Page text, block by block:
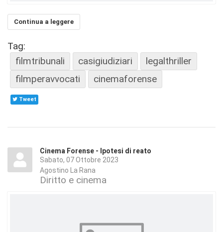
Continua a leggere
Tag:
filmtribunali
casigiudiziari
legalthriller
filmperavvocati
cinemaforense
Tweet
Cinema Forense - Ipotesi di reato
Sabato, 07 Ottobre 2023
Agostino La Rana
Diritto e cinema